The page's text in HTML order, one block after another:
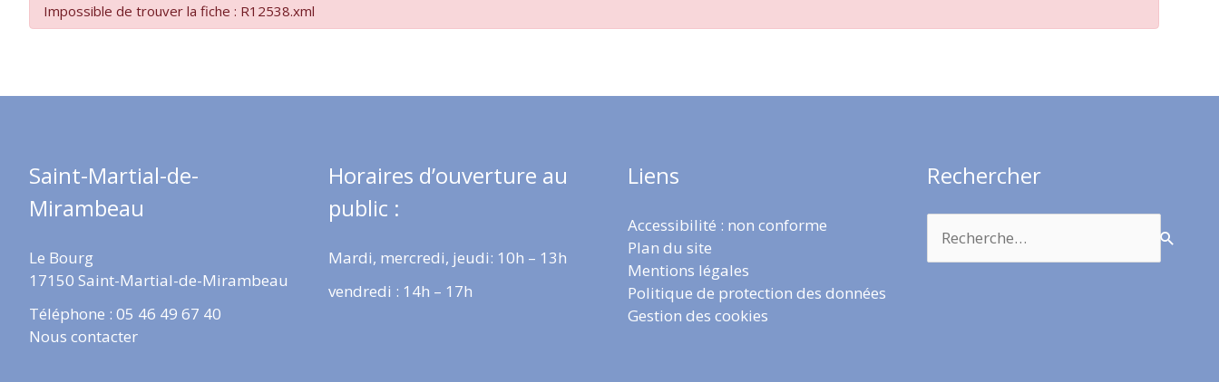
Impossible de trouver la fiche : R12538.xml
Saint-Martial-de-
Mirambeau
Le Bourg
17150 Saint-Martial-de-Mirambeau
Téléphone : 05 46 49 67 40
Nous contacter
Horaires d’ouverture au
public :
Mardi, mercredi, jeudi: 10h – 13h
vendredi : 14h – 17h
Liens
Accessibilité : non conforme
Plan du site
Mentions légales
Politique de protection des données
Gestion des cookies
Rechercher